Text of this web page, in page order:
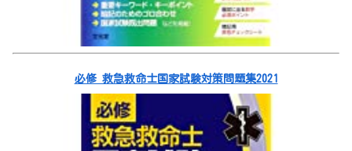
必修 救急救命士国家試験対策問題集2021